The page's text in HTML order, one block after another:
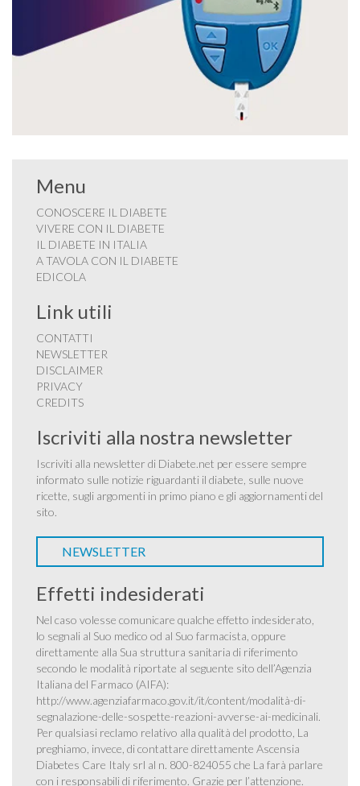
Menu
CONOSCERE IL DIABETE
VIVERE CON IL DIABETE
IL DIABETE IN ITALIA
A TAVOLA CON IL DIABETE
EDICOLA
Link utili
CONTATTI
NEWSLETTER
DISCLAIMER
PRIVACY
CREDITS
Iscriviti alla nostra newsletter
Iscriviti alla newsletter di Diabete.net per essere sempre
informato sulle notizie riguardanti il diabete, sulle nuove
ricette, sugli argomenti in primo piano e gli aggiornamenti del
sito.
NEWSLETTER
Effetti indesiderati
Nel caso volesse comunicare qualche effetto indesiderato,
lo segnali al Suo medico od al Suo farmacista, oppure
direttamente alla Sua struttura sanitaria di riferimento
secondo le modalità riportate al seguente sito dell’Agenzia
Italiana del Farmaco (AIFA):
http://www.agenziafarmaco.gov.it/it/content/modalità-di-
segnalazione-delle-sospette-reazioni-avverse-ai-medicinali.
Per qualsiasi reclamo relativo alla qualità del prodotto, La
preghiamo, invece, di contattare direttamente Ascensia
Diabetes Care Italy srl al n. 800-824055 che La farà parlare
con i responsabili di riferimento. Grazie per l’attenzione.